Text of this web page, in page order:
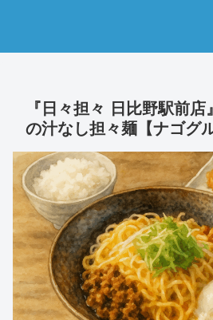
『日々担々 日比野駅前
の汁なし担々麺【ナゴグ